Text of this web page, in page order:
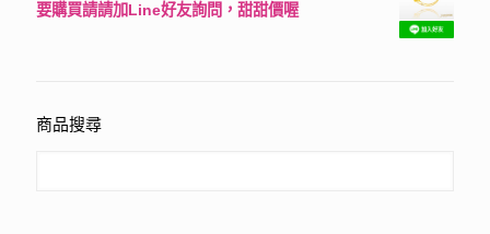
評分3150滿分 5
要購買請請加Line好友詢問，甜甜價喔
商品搜尋